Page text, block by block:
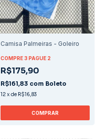
Camisa Palmeiras - Goleiro
COMPRE 3 PAGUE 2
R$175,90
R$161,83 com Boleto
12 xde R$16,83
COMPRAR